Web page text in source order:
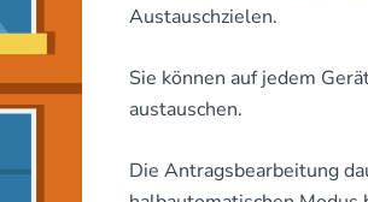
Austauschzielen.
Sie können auf jedem
austauschen.
Die Antragsbearbeitung